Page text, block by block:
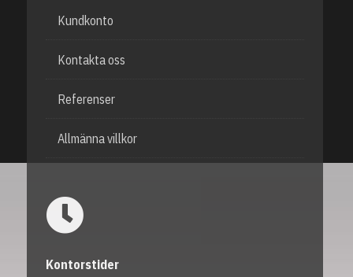
Kundkonto
Kontakta oss
Referenser
Allmänna villkor
Kontorstider